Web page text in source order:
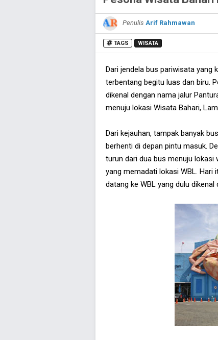
Penulis Arif Rahmawan
TAGS WISATA
Dari jendela bus pariwisata yang
terbentang begitu luas dan biru.
dikenal dengan nama jalur
menuju lokasi Wisata Bahari,
Dari kejauhan, tampak banyak
berhenti di depan pintu masuk.
turun dari dua bus menuju lokasi
yang memadati lokasi WBL. Hari
datang ke WBL yang dulu